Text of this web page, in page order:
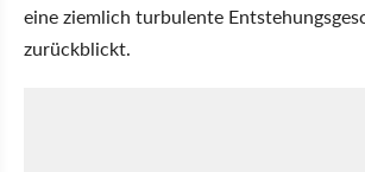
eine ziemlich turbulente
zurückblickt.